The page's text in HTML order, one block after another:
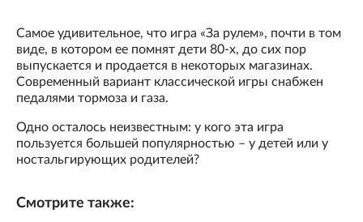
Самое удивительное, что игра «За рулем», почти в том
виде, в котором ее помнят дети 80-х, до сих пор
выпускается и продается в некоторых магазинах.
Современный вариант классической игры снабжен
педалями тормоза и газа.
Одно осталось неизвестным: у кого эта игра
пользуется большей популярностью – у детей или у
ностальгирующих родителей?
Смотрите также: